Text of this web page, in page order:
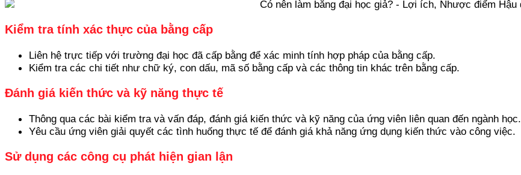
Kiểm tra tính xác thực của bằng cấp
Liên hệ trực tiếp với trường đại học đã cấp bằng để xác minh tính hợp pháp của bằng cấp.
Kiểm tra các chi tiết như chữ ký, con dấu, mã số bằng cấp và các thông tin khác trên bằng cấp.
Đánh giá kiến thức và kỹ năng thực tế
Thông qua các bài kiểm tra và vấn đáp, đánh giá kiến thức và kỹ năng của ứng viên liên quan đến ngành học.
Yêu cầu ứng viên giải quyết các tình huống thực tế để đánh giá khả năng ứng dụng kiến thức vào công việc.
Sử dụng các công cụ phát hiện gian lận